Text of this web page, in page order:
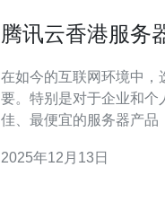
腾讯云香港服务
在如今的互联网环境中，
要。特别是对于企业和个
佳、最便宜的服务器产品
港服务器是否使用cn2线
2025年12月13日